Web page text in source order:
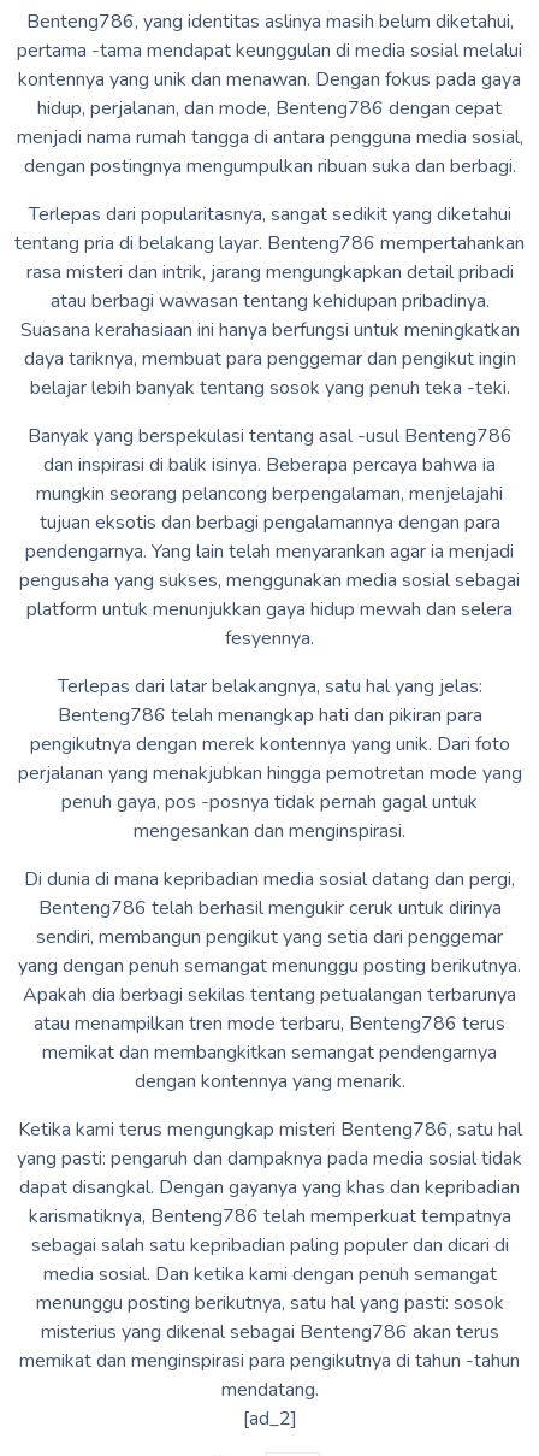
Benteng786, yang identitas aslinya masih belum diketahui,
pertama -tama mendapat keunggulan di media sosial melalui
kontennya yang unik dan menawan. Dengan fokus pada gaya
hidup, perjalanan, dan mode, Benteng786 dengan cepat
menjadi nama rumah tangga di antara pengguna media sosial,
dengan postingnya mengumpulkan ribuan suka dan berbagi.
Terlepas dari popularitasnya, sangat sedikit yang diketahui
tentang pria di belakang layar. Benteng786 mempertahankan
rasa misteri dan intrik, jarang mengungkapkan detail pribadi
atau berbagi wawasan tentang kehidupan pribadinya.
Suasana kerahasiaan ini hanya berfungsi untuk meningkatkan
daya tariknya, membuat para penggemar dan pengikut ingin
belajar lebih banyak tentang sosok yang penuh teka -teki.
Banyak yang berspekulasi tentang asal -usul Benteng786
dan inspirasi di balik isinya. Beberapa percaya bahwa ia
mungkin seorang pelancong berpengalaman, menjelajahi
tujuan eksotis dan berbagi pengalamannya dengan para
pendengarnya. Yang lain telah menyarankan agar ia menjadi
pengusaha yang sukses, menggunakan media sosial sebagai
platform untuk menunjukkan gaya hidup mewah dan selera
fesyennya.
Terlepas dari latar belakangnya, satu hal yang jelas:
Benteng786 telah menangkap hati dan pikiran para
pengikutnya dengan merek kontennya yang unik. Dari foto
perjalanan yang menakjubkan hingga pemotretan mode yang
penuh gaya, pos -posnya tidak pernah gagal untuk
mengesankan dan menginspirasi.
Di dunia di mana kepribadian media sosial datang dan pergi,
Benteng786 telah berhasil mengukir ceruk untuk dirinya
sendiri, membangun pengikut yang setia dari penggemar
yang dengan penuh semangat menunggu posting berikutnya.
Apakah dia berbagi sekilas tentang petualangan terbarunya
atau menampilkan tren mode terbaru, Benteng786 terus
memikat dan membangkitkan semangat pendengarnya
dengan kontennya yang menarik.
Ketika kami terus mengungkap misteri Benteng786, satu hal
yang pasti: pengaruh dan dampaknya pada media sosial tidak
dapat disangkal. Dengan gayanya yang khas dan kepribadian
karismatiknya, Benteng786 telah memperkuat tempatnya
sebagai salah satu kepribadian paling populer dan dicari di
media sosial. Dan ketika kami dengan penuh semangat
menunggu posting berikutnya, satu hal yang pasti: sosok
misterius yang dikenal sebagai Benteng786 akan terus
memikat dan menginspirasi para pengikutnya di tahun -tahun
mendatang.
[ad_2]